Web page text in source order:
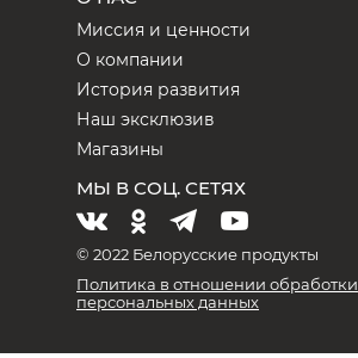
Миссия и ценности
О компании
История развития
Наш эксклюзив
Магазины
МЫ В СОЦ. СЕТЯХ
© 2022 Белорусские продукты
Политика в отношении обработки
персональных данных